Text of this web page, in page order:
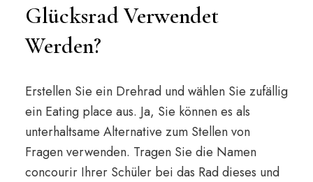
Glücksrad Verwendet
Werden?
Erstellen Sie ein Drehrad und wählen Sie zufällig
ein Eating place aus. Ja, Sie können es als
unterhaltsame Alternative zum Stellen von
Fragen verwenden. Tragen Sie die Namen
concourir Ihrer Schüler bei das Rad dieses und